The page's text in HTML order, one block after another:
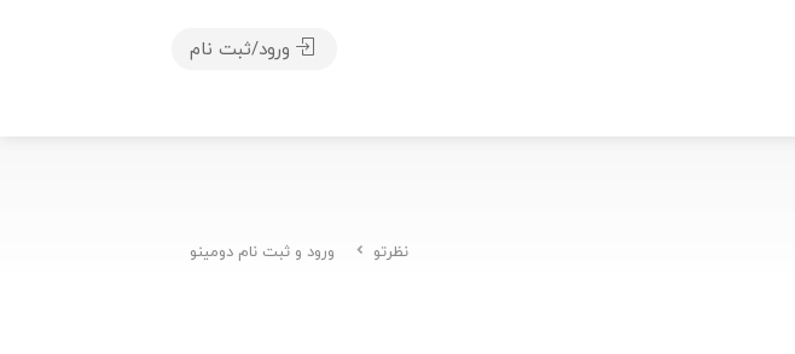
ورود/ثبت نام
نظرتو ورود و ثبت نام دومینو